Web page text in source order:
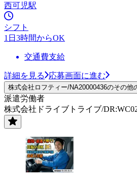
西可児駅
シフト
1日3時間からOK
交通費支給
詳細を見る 応募画面に進む
株式会社ロフティー/NA20000436のその他
派遣労働者
株式会社ドライブトライブ/